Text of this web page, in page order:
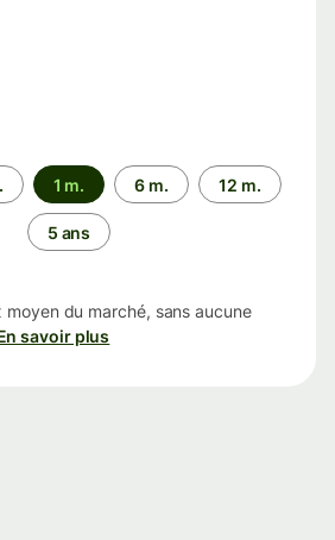
1 m. 6 m. 12 m.
5 ans
moyen du marché, sans aucune
savoir plus